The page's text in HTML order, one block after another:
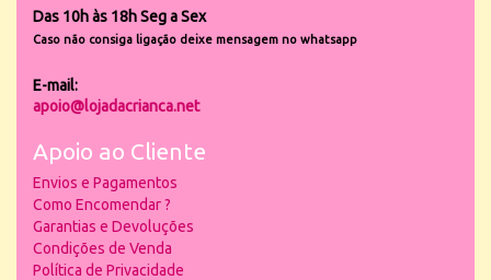
Das 10h às 18h Seg a Sex
Caso não consiga ligação deixe mensagem no whatsapp
E-mail:
apoio@lojadacrianca.net
Apoio ao Cliente
Envios e Pagamentos
Como Encomendar ?
Garantias e Devoluções
Condições de Venda
Política de Privacidade